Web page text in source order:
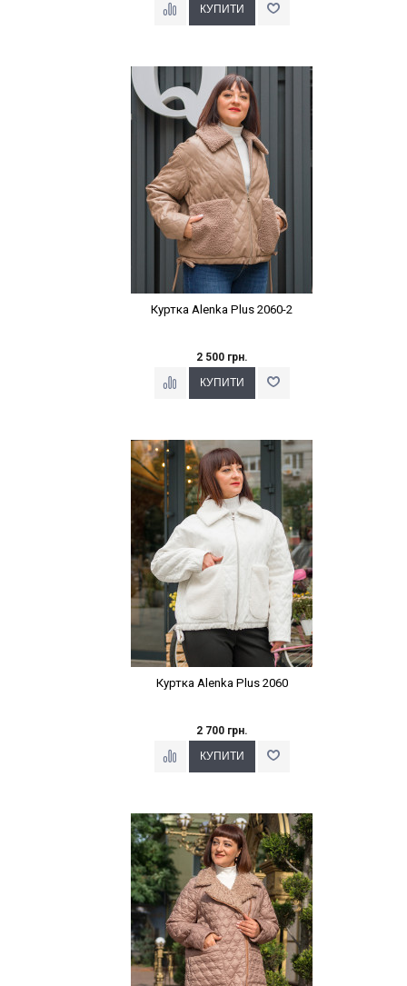
Наклейки Варіант з %
Куртка Alenka Plus 2060-2
2 500 грн.
Наклейки Варіант з %
Куртка Alenka Plus 2060
2 700 грн.
Наклейки Варіант з %